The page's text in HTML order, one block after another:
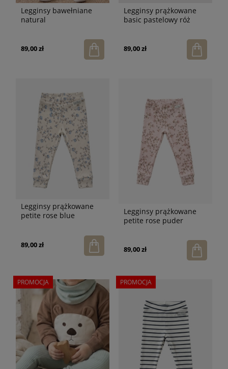
Legginsy bawełniane
natural
89,00 zł
Legginsy prążkowane
basic pastelowy róż
89,00 zł
Legginsy prążkowane
petite rose blue
89,00 zł
Legginsy prążkowane
petite rose puder
89,00 zł
PROMOCJA PROMOCJA